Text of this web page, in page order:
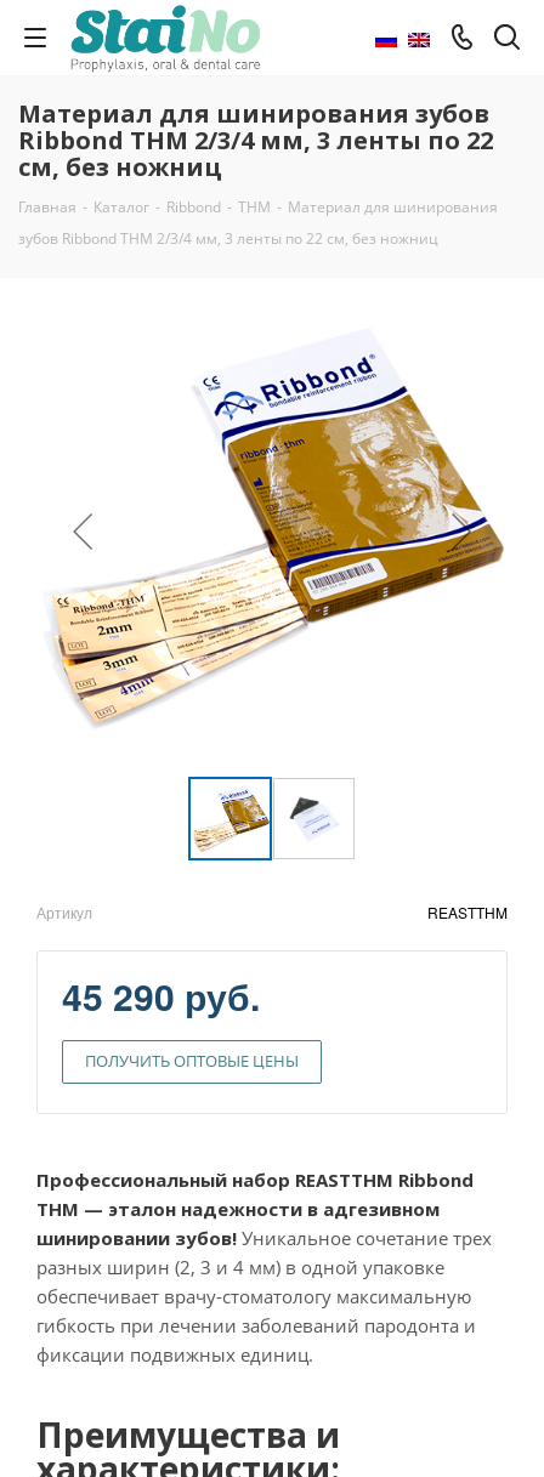
Материал для шинирования зубов
Ribbond THM 2/3/4 мм, 3 ленты по 22
см, без ножниц
Главная - Каталог - Ribbond - THM - Материал для шинирования
зубов Ribbond THM 2/3/4 мм, 3 ленты по 22 см, без ножниц
Артикул REASTTHM
45 290 руб.
ПОЛУЧИТЬ ОПТОВЫЕ ЦЕНЫ
Профессиональный набор REASTTHM Ribbond
THM — эталон надежности в адгезивном
шинировании зубов! Уникальное сочетание трех
разных ширин (2, 3 и 4 мм) в одной упаковке
обеспечивает врачу-стоматологу максимальную
гибкость при лечении заболеваний пародонта и
фиксации подвижных единиц.
Преимущества и